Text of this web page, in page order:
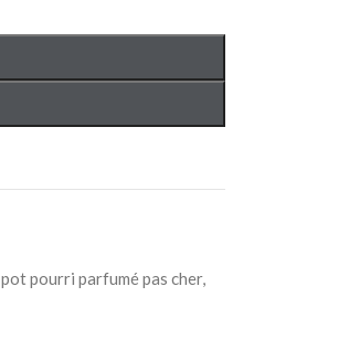
pot pourri parfumé pas cher,